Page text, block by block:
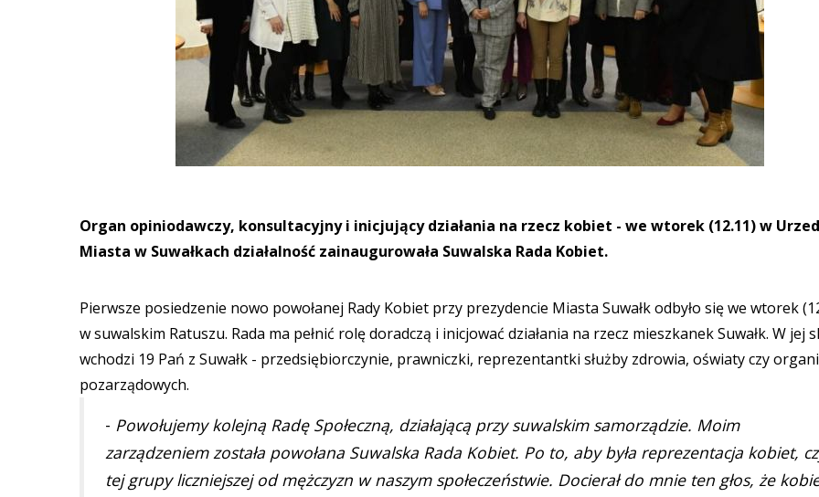
Organ opiniodawczy, konsultacyjny i inicjujący działania na rzecz kobiet - we wtorek (12.11) w
Miasta w Suwałkach działalność zainaugurowała Suwalska Rada Kobiet.
Pierwsze posiedzenie nowo powołanej Rady Kobiet przy prezydencie Miasta Suwałk odbyło się we wtorek
w suwalskim Ratuszu. Rada ma pełnić rolę doradczą i inicjować działania na rzecz mieszkanek Suwałk. W jej
wchodzi 19 Pań z Suwałk - przedsiębiorczynie, prawniczki, reprezentantki służby zdrowia, oświaty czy
pozarządowych.
- Powołujemy kolejną Radę Społeczną, działającą przy suwalskim samorządzie. Moim
zarządzeniem została powołana Suwalska Rada Kobiet. Po to, aby była reprezentacja kobiet,
tej grupy liczniejszej od mężczyzn w naszym społeczeństwie. Docierał do mnie ten głos, że